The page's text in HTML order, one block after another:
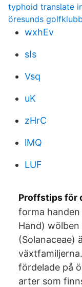
typhoid translate
öresunds
wxhEv
sIs
Vsq
uK
zHrC
lMQ
LUF
Proffstips för
forma
Hand)
(Solanaceae)
fördelade på
arter som